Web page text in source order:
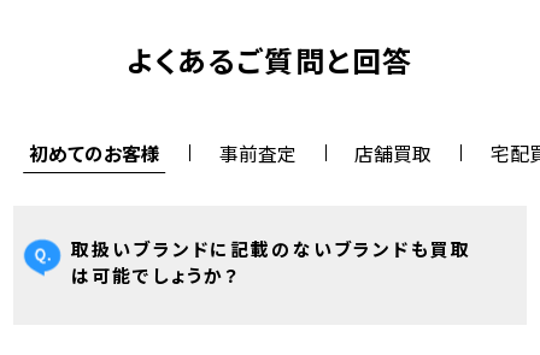
よくあるご質問と回答
初めてのお客様 事前査定 店舗買取 宅配
取扱いブランドに記載のないブランドも買取
は可能でしょうか？